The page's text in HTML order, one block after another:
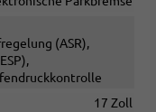
(ASR),
17 Zoll